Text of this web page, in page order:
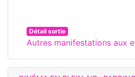
Détail sortie
Autres manifestations aux